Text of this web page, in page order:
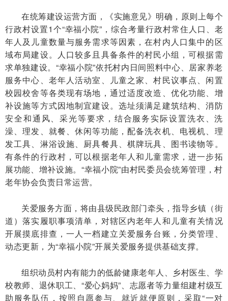
在统筹建设运营方面，《实施意见》明确，原则上每个
行政村设置1个“幸福小院”，综合考量行政村常住人口、老
年人及儿童数量与服务需求等因素，在村内人口集中的区
域布局建设。人口较多且具备条件的村民小组，可根据需
求单独建设。“幸福小院”依托村内日间照料中心、居家养老
服务中心、老年人活动室、儿童之家、村民议事点、闲置
校园校舍等各类现有场地，通过适度改造、优化功能、增
补设施等方式因地制宜建设。选址须满足建筑结构、消防
安全和通风、采光等要求，结合服务实际设置洗衣、洗
澡、理发、就餐、休闲等功能，配备洗衣机、电视机、理
发工具、淋浴设施、厨具餐具、棋牌玩具、图书读物等。
有条件的行政村，可以根据老年人和儿童需求，进一步拓
展功能、增补设施。“幸福小院”由村民委员会统筹管理，村
老年协会负责日常运营。
关爱服务方面，将由县级民政部门牵头，指导乡镇（街
道）落实履职事项清单，对辖区内老年人和儿童有关情况
开展摸底排查，一人一档建立关爱服务台账，分类管理、
动态更新，为“幸福小院”开展关爱服务提供基础支撑。
组织动员村内有能力的低龄健康老年人、乡村医生、学
校教师、退休职工、“爱心妈妈”、志愿者等力量组建村级互
助服务队伍，按照自愿参与、就近就便原则，采取“一对